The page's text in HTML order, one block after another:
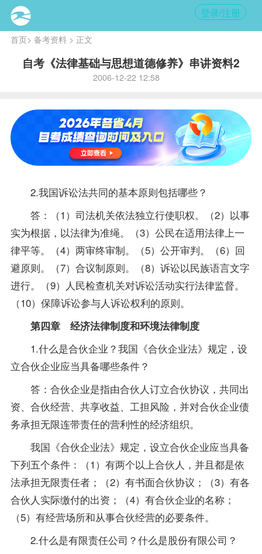
登录/注册
首页> 备考资料> 正文
自考《法律基础与思想道德修养》串讲资料2
2006-12-22 12:58
2.我国诉讼法共同的基本原则包括哪些？
答：（1）司法机关依法独立行使职权。（2）以事
实为根据，以法律为准绳。（3）公民在适用法律上一
律平等。（4）两审终审制。（5）公开审判。（6）回
避原则。（7）合议制原则。（8）诉讼以民族语言文字
进行。（9）人民检查机关对诉讼活动实行法律监督。
（10）保障诉讼参与人诉讼权利的原则。
第四章 经济法律制度和环境法律制度
1.什么是合伙企业？我国《合伙企业法》规定，设
立合伙企业应当具备哪些条件？
答：合伙企业是指由合伙人订立合伙协议，共同出
资、合伙经营、共享收益、工担风险，并对合伙企业债
务承担无限连带责任的营利性的经济组织。
我国《合伙企业法》规定，设立合伙企业应当具备
下列五个条件：（1）有两个以上合伙人，并且都是依
法承担无限责任者；（2）有书面合伙协议；（3）有各
合伙人实际缴付的出资；（4）有合伙企业的名称；
（5）有经营场所和从事合伙经营的必要条件。
2.什么是有限责任公司？什么是股份有限公司？